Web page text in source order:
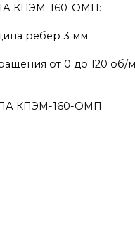
КПЭМ-160-ОМП:
ребер 3 мм;
от 0 до 120 об/
КПЭМ-160-ОМП: